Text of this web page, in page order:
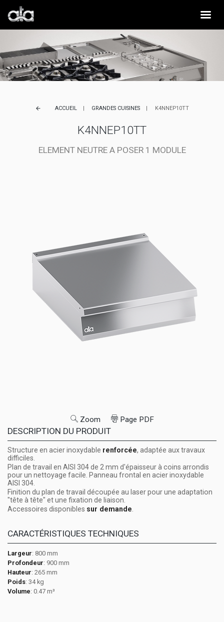
arrow_back ACCUEIL GRANDES CUISINES K4NNEP10TT
K4NNEP10TT
ELEMENT NEUTRE A POSER 1 MODULE
Zoom Page PDF
DESCRIPTION DU PRODUIT
Structure en acier inoxydable renforcée, adaptée aux travaux
difficiles.
Plan de travail en AISI 304 de 2 mm d'épaisseur à coins arrondis
pour un nettoyage facile. Panneau frontal en acier inoxydable
AISI 304.
Finition du plan de travail découpée au laser pour une adaptation
"tête à tête" et une fixation de liaison.
Accessoires disponibles sur demande
CARACTÉRISTIQUES TECHNIQUES
Largeur: 800 mm
Profondeur: 900 mm
Hauteur: 265 mm
Poids: 34 kg
Volume: 0.47 m³